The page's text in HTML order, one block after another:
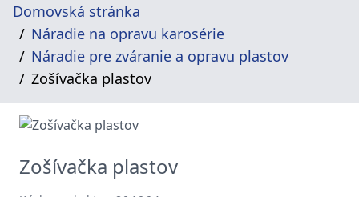
Domovská stránka
Náradie na opravu karosérie
Náradie pre zváranie a opravu plastov
Zošívačka plastov
Zošívačka plastov